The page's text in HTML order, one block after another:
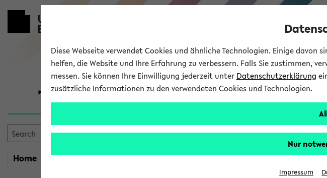
University Research Studies
Home myeKVV
Courses taught in English
Semester:
Diese Webseite verwendet Cookies und ähnliche Technologien. Einige
helfen, die Website und Ihre Erfahrung zu verbessern. Falls Sie zustimmen,
messen. Sie können Ihre Einwilligung jederzeit unter Datenschutzerklärung
zusätzliche Informationen zu den verwendeten Cookies und Technologien.
Nur
Impressum